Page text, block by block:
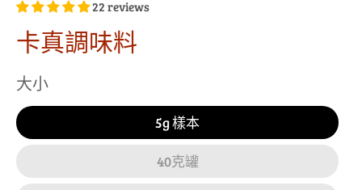
22 reviews
卡真調味料
大小
5g 樣本
40克罐